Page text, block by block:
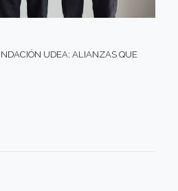
UDEA: ALIANZAS QUE